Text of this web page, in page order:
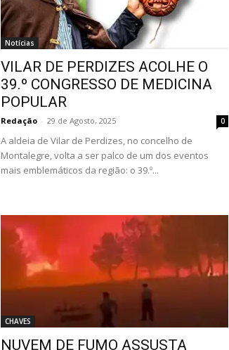
Notícias
VILAR DE PERDIZES ACOLHE O
39.º CONGRESSO DE MEDICINA
POPULAR
Redação - 29 de Agosto, 2025 0
A aldeia de Vilar de Perdizes, no concelho de
Montalegre, volta a ser palco de um dos eventos
mais emblemáticos da região: o 39.º...
CHAVES
NUVEM DE FUMO ASSUSTA